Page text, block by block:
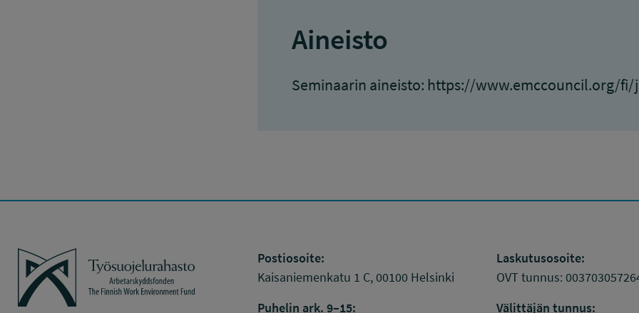
Aineisto
Seminaarin aineisto: https://www.emccouncil.org/
Työsuojelurahasto
Postiosoite:
Kaisaniemenkatu 1 C, 00100 Helsinki
Puhelin ark. 9–15:
Laskutusosoite:
OVT tunnus:
Välittäjän tunnus: